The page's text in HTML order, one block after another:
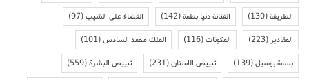
الطريقة(130) الفنانة دنيا بطمة(142) القضاء على الشيب(97)
المقادير(223) المكونات(116) الملك محمد السادس(101)
بسمة بوسيل(139) تبييض الاسنان(231) تبييض البشرة(559)